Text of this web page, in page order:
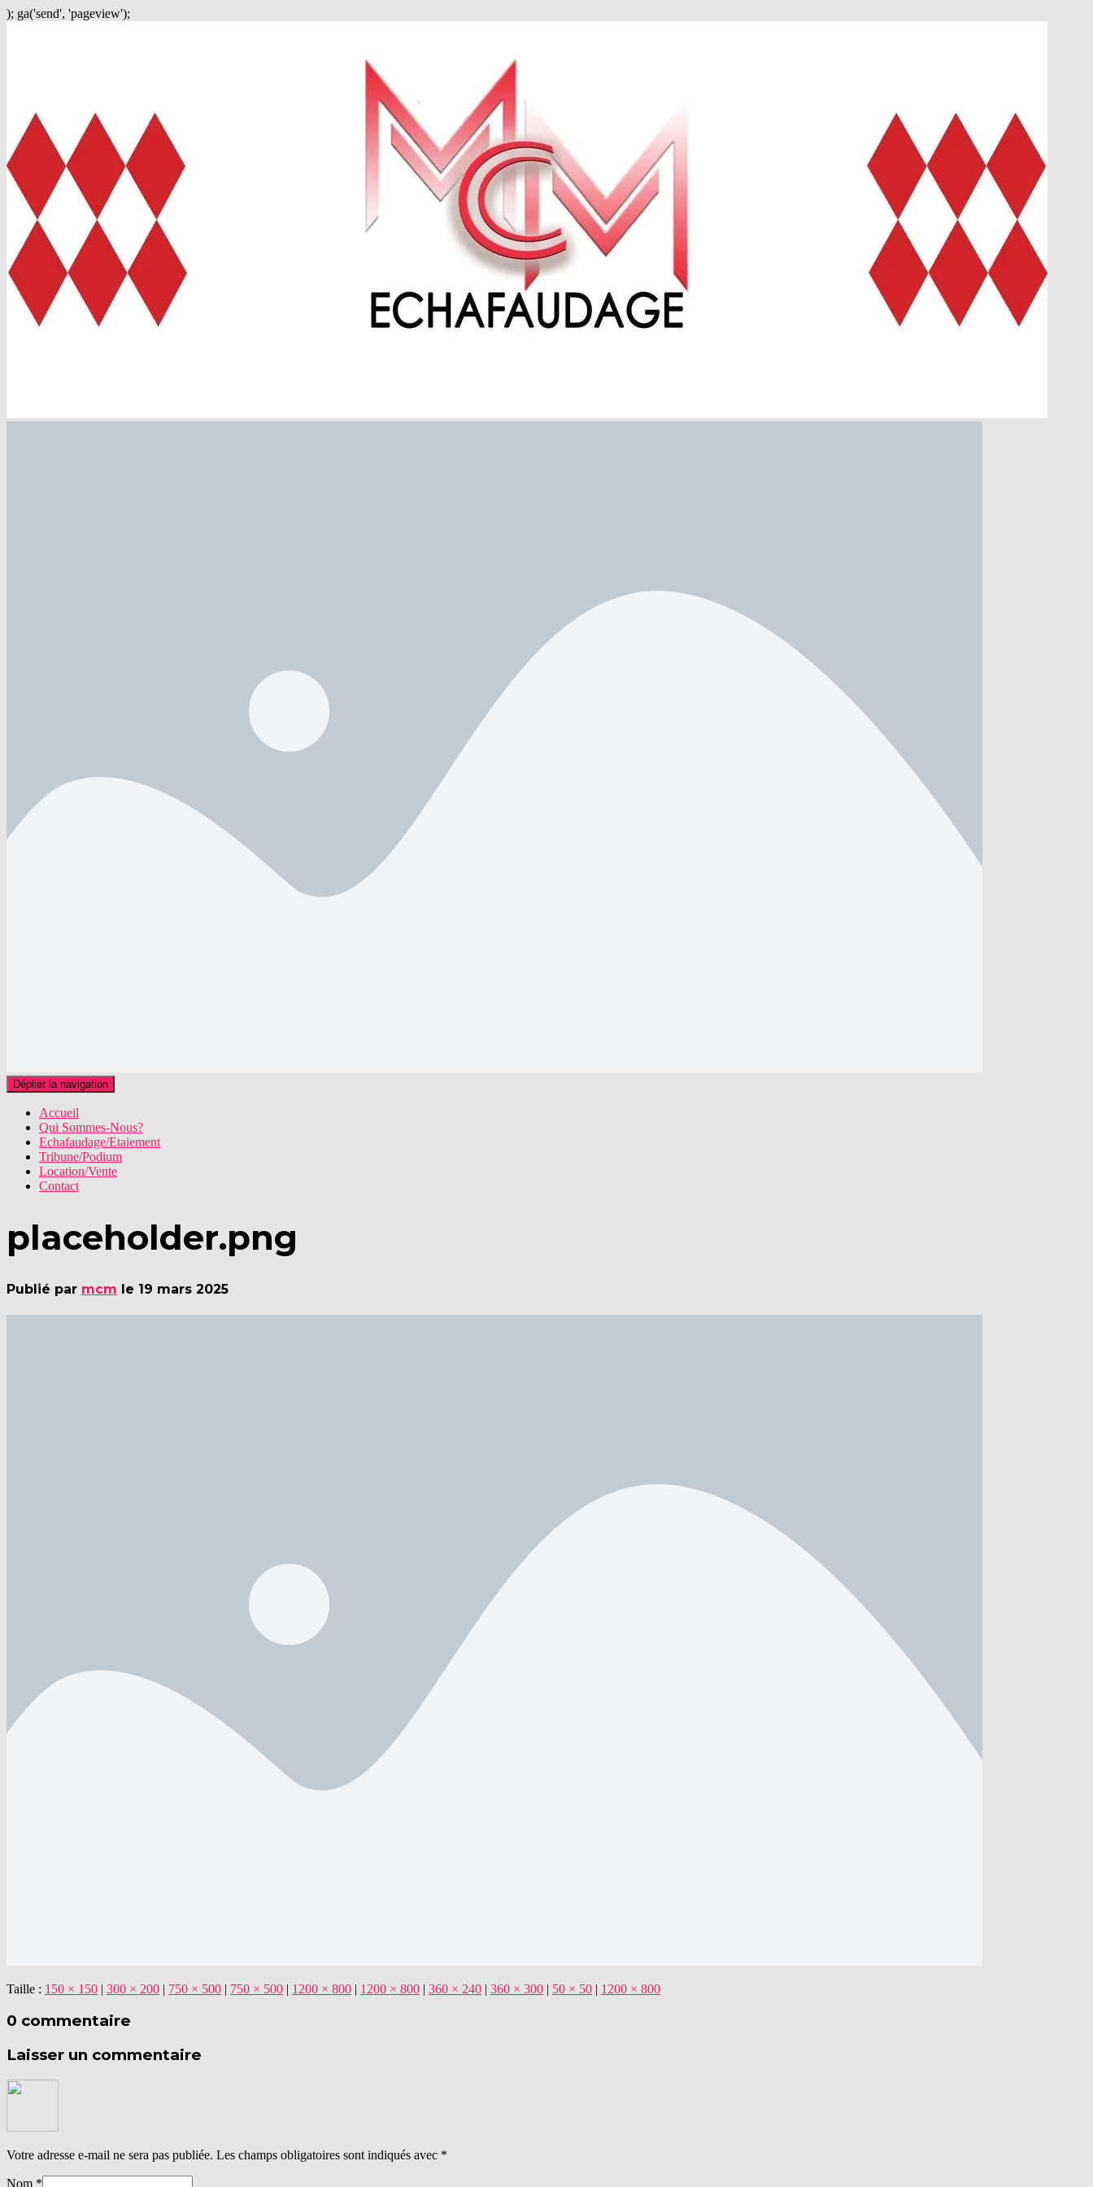
); ga('send', 'pageview');
Déplier la navigation
Accueil
Qui Sommes-Nous?
Echafaudage/Etaiement
Tribune/Podium
Location/Vente
Contact
placeholder.png
Publié par mcm le 19 mars 2025
Taille : 150 × 150 | 300 × 200 | 750 × 500 | 750 × 500 | 1200 × 800 | 1200 × 800 | 360 × 240 | 360 × 300 | 50 × 50 | 1200 × 800
0 commentaire
Laisser un commentaire
Votre adresse e-mail ne sera pas publiée. Les champs obligatoires sont indiqués avec *
Nom *